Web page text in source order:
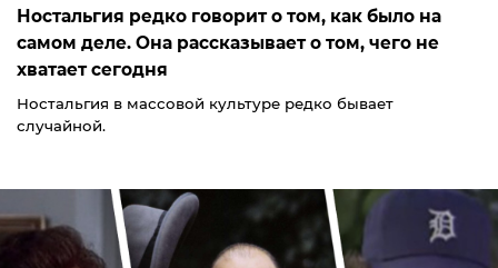
Ностальгия редко говорит о том, как было на
самом деле. Она рассказывает о том, чего не
хватает сегодня
Ностальгия в массовой культуре редко бывает
случайной.